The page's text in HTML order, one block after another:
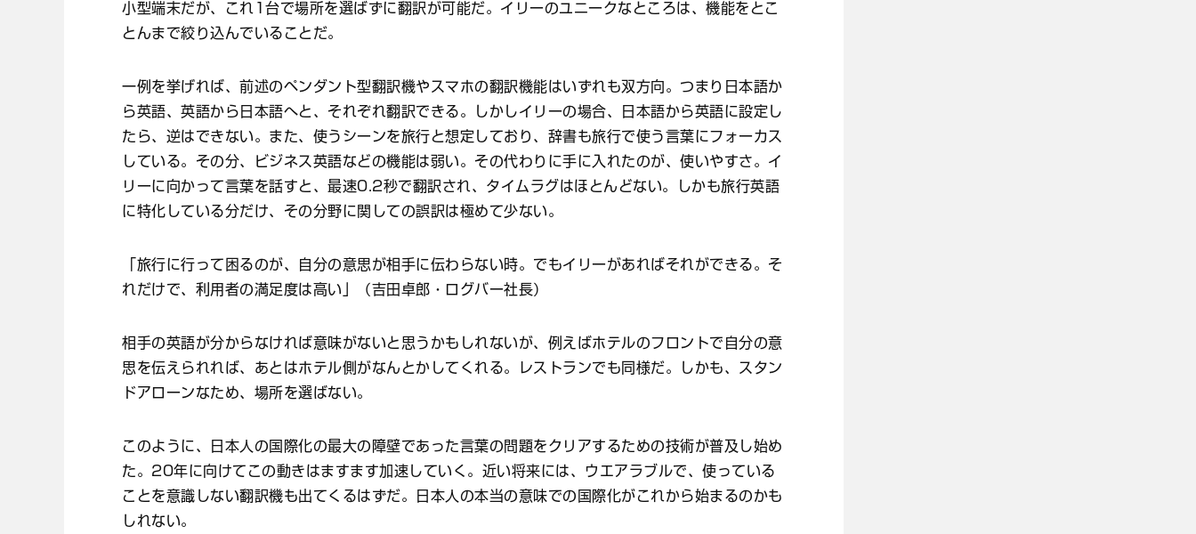
小型端末だが、これ1台で場所を選ばずに翻訳が可能だ。イリーのユニークなところは、機能をとこ
とんまで絞り込んでいることだ。
一例を挙げれば、前述のペンダント型翻訳機やスマホの翻訳機能はいずれも双方向。つまり日本語か
ら英語、英語から日本語へと、それぞれ翻訳できる。しかしイリーの場合、日本語から英語に設定し
たら、逆はできない。また、使うシーンを旅行と想定しており、辞書も旅行で使う言葉にフォーカス
している。その分、ビジネス英語などの機能は弱い。その代わりに手に入れたのが、使いやすさ。イ
リーに向かって言葉を話すと、最速0.2秒で翻訳され、タイムラグはほとんどない。しかも旅行英語
に特化している分だけ、その分野に関しての誤訳は極めて少ない。
「旅行に行って困るのが、自分の意思が相手に伝わらない時。でもイリーがあればそれができる。そ
れだけで、利用者の満足度は高い」（吉田卓郎・ログバー社長）
相手の英語が分からなければ意味がないと思うかもしれないが、例えばホテルのフロントで自分の意
思を伝えられれば、あとはホテル側がなんとかしてくれる。レストランでも同様だ。しかも、スタン
ドアローンなため、場所を選ばない。
このように、日本人の国際化の最大の障壁であった言葉の問題をクリアするための技術が普及し始め
た。20年に向けてこの動きはますます加速していく。近い将来には、ウエアラブルで、使っている
ことを意識しない翻訳機も出てくるはずだ。日本人の本当の意味での国際化がこれから始まるのかも
しれない。